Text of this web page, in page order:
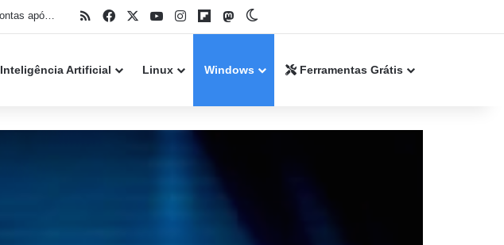
ChatGPT gratuito ganha conversas sem limite e novo modelo GPT 5.6 Luna RSSFacebookYouTubeInstagramFlipboard
Mastodon
Inteligência Artificial Linux Windows Ferramentas Grátis